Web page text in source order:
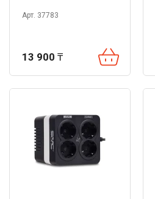
Арт. 37783
13 900 ₸